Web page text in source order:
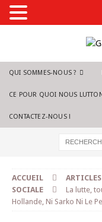
QUI SOMMES-NOUS ?
CE POUR QUOI NOUS
CONTACTEZ-NOUS !
ACCUEIL ARTICLES
SOCIALE
La lutte,
Hollande, Ni Sarko Ni Le